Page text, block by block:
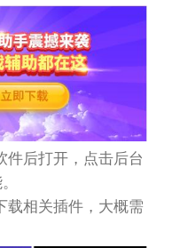
件后打开，点击后台
载相关插件，大概需